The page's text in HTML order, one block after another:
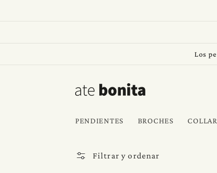
Los
PENDIENTES BROCHES
Filtrar y ordenar